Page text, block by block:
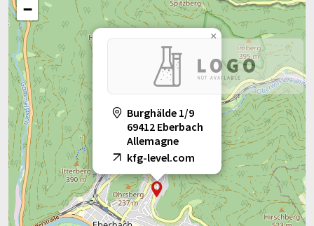
Burghälde 1/9
69412 Eberbach
Allemagne
kfg-level.com
×
−